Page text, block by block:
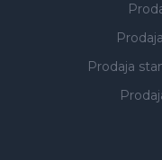
Prodaja